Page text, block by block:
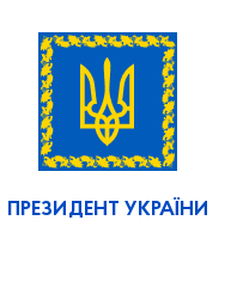
ПРЕЗИДЕНТ УКРАЇНИ